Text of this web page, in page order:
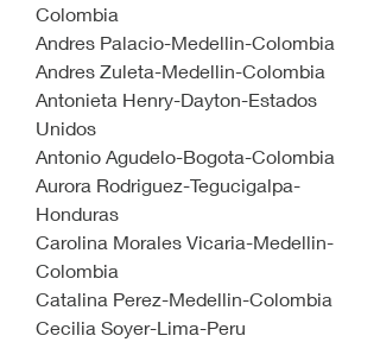
Colombia
Andres Palacio-Medellin-Colombia
Andres Zuleta-Medellin-Colombia
Antonieta Henry-Dayton-Estados
Unidos
Antonio Agudelo-Bogota-Colombia
Aurora Rodriguez-Tegucigalpa-
Honduras
Carolina Morales Vicaria-Medellin-
Colombia
Catalina Perez-Medellin-Colombia
Cecilia Soyer-Lima-Peru